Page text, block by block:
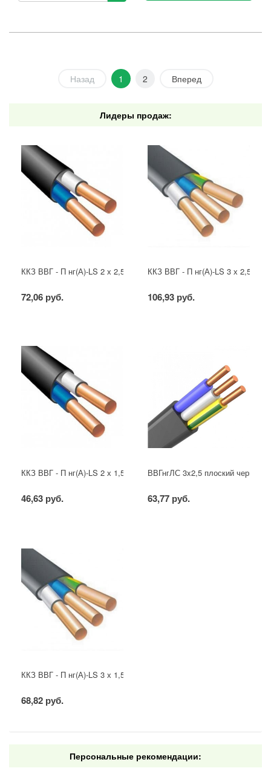
Назад 1 2 Вперед
Лидеры продаж:
ККЗ ВВГ - П нг(А)-LS 2 х 2,5 ГОСТ
72,06 руб.
ККЗ ВВГ - П нг(А)-LS 3 х 2,5
106,93 руб.
ККЗ ВВГ - П нг(А)-LS 2 х 1,5 ГОСТ
46,63 руб.
ВВГнгЛС 3x2,5 плоский черный
63,77 руб.
ККЗ ВВГ - П нг(А)-LS 3 х 1,5 ГОСТ
68,82 руб.
Персональные рекомендации: